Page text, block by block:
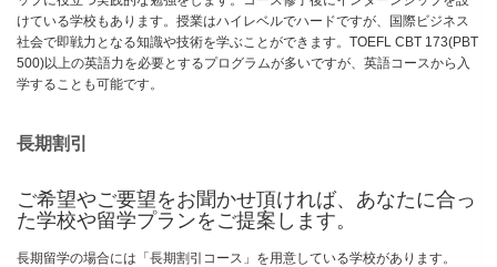
けている学校もあります。授業はハイレベルでハードですが、国際ビジネス
社会で即戦力となる知識や技術を学ぶことができます。TOEFL CBT 173(PBT
500)以上の英語力を必要とするプログラムが多いですが、英語コースから入
学することも可能です。
長期割引
ご希望やご要望をお聞かせ頂ければ、あなたに合っ
た学校や留学プランをご提案します。
長期留学の場合には「長期割引コース」を用意している学校があります。